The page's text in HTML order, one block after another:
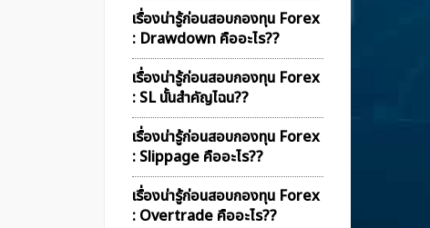
เรื่องน่ารู้ก่อนสอบกองทุน Forex
: Drawdown คืออะไร??
เรื่องน่ารู้ก่อนสอบกองทุน Forex
: SL นั้นสำคัญไฉน??
เรื่องน่ารู้ก่อนสอบกองทุน Forex
: Slippage คืออะไร??
เรื่องน่ารู้ก่อนสอบกองทุน Forex
: Overtrade คืออะไร??